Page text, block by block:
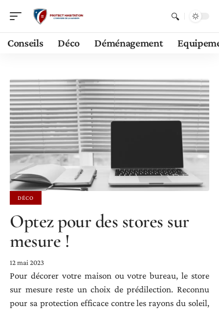
Conseils Déco Déménagement
DÉCO
Optez pour des stores sur
mesure !
12 mai 2023
Pour décorer votre maison ou votre bureau, le store
sur mesure reste un choix de prédilection. Reconnu
pour sa protection efficace contre les rayons du soleil,